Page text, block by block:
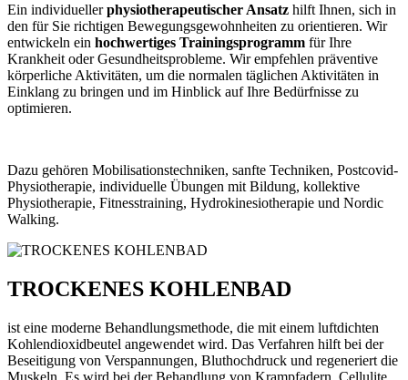
Ein individuellerphysiotherapeutischer Ansatz hilft Ihnen, sich in
den für Sie richtigen Bewegungsgewohnheiten zu orientieren. Wir
entwickeln ein hochwertiges Trainingsprogramm für Ihre
Krankheit oder Gesundheitsprobleme. Wir empfehlen präventive
körperliche Aktivitäten, um die normalen täglichen Aktivitäten in
Einklang zu bringen und im Hinblick auf Ihre Bedürfnisse zu
optimieren.
Dazu gehören Mobilisationstechniken, sanfte Techniken, Postcovid-
Physiotherapie, individuelle Übungen mit Bildung, kollektive
Physiotherapie, Fitnesstraining, Hydrokinesiotherapie und Nordic
Walking.
TROCKENES KOHLENBAD
ist eine moderne Behandlungsmethode, die mit einem luftdichten
Kohlendioxidbeutel angewendet wird. Das Verfahren hilft bei der
Beseitigung von Verspannungen, Bluthochdruck und regeneriert die
Muskeln. Es wird bei der Behandlung von Krampfadern, Cellulite,